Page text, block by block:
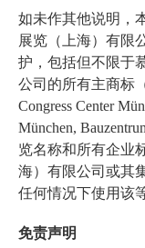
如未作其他说明，
展览（上海）有限
护，包括但不限于
公司的所有主商标
Congress Center
München,
览名称和所有企业
海）有限公司或其
任何情况下使用该
免责声明